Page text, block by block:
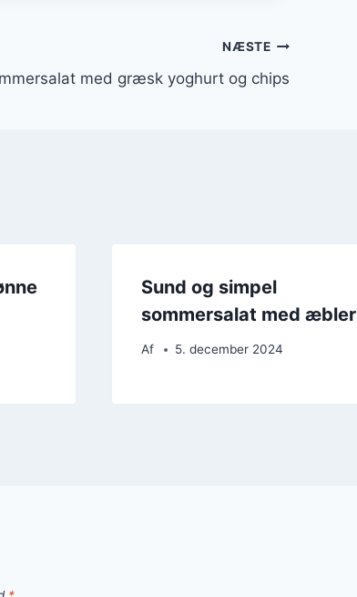
NÆSTE
med græsk yoghurt og chips
Sund og simpel
sommersalat med æbler
Af 5. december 2024